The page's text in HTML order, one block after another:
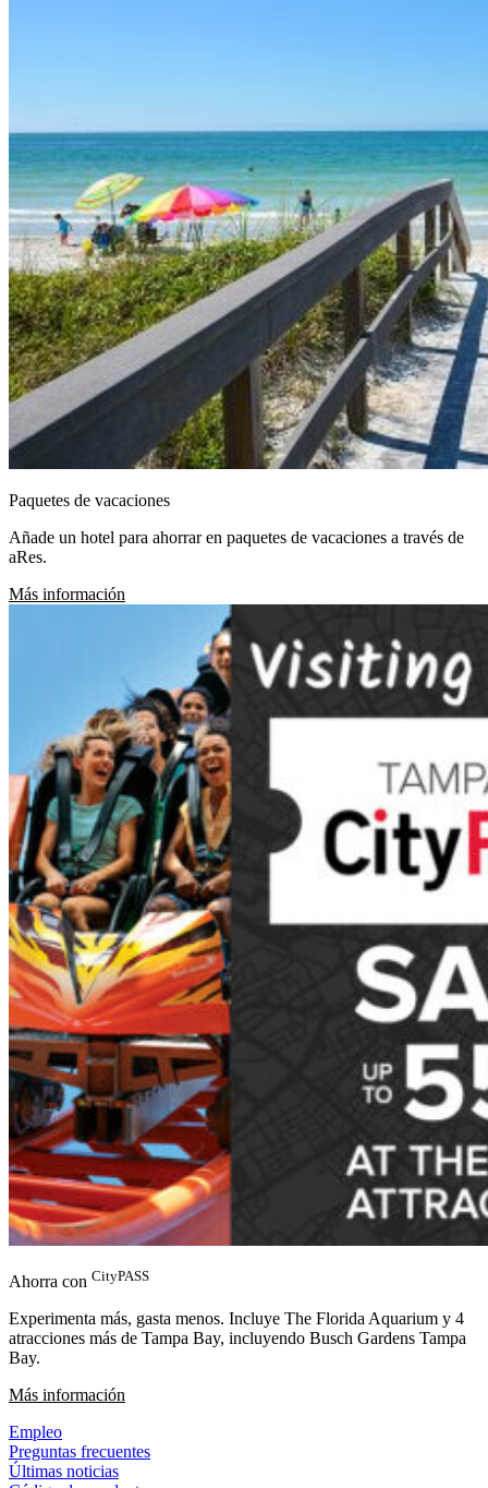
Paquetes de vacaciones
Añade un hotel para ahorrar en paquetes de vacaciones a través de
aRes.
Más información
Ahorra con CityPASS
Experimenta más, gasta menos. Incluye The Florida Aquarium y 4
atracciones más de Tampa Bay, incluyendo Busch Gardens Tampa
Bay.
Más información
Empleo
Preguntas frecuentes
Últimas noticias